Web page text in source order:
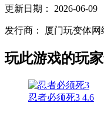
更新日期： 2026-06-09
发行商： 厦门玩变体网
玩此游戏的玩
忍者必须死3 4.6